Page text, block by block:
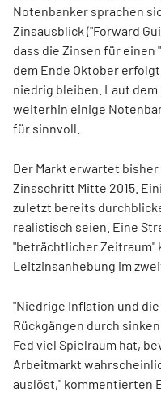
Notenbanker sprachen
Zinsausblick ("Forward
dass die Zinsen für
dem Ende Oktober
niedrig bleiben. Laut
weiterhin einige
für sinnvoll.
Der Markt erwartet
Zinsschritt Mitte 2015.
zuletzt bereits
realistisch seien. Eine
"beträchtlicher Zeitraum"
Leitzinsanhebung im
"Niedrige Inflation und
Rückgängen durch
Fed viel Spielraum hat,
Arbeitmarkt
auslöst," kommentierten